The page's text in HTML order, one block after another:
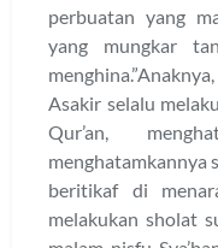
perbuatan yang
yang mungkar
Asakir selalu
Qur’an,
menghatamkannya
beritikaf di
melakukan sholat